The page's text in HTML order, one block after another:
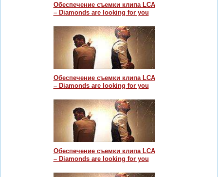
Обеспечение съемки клипа LCA
– Diamonds are looking for you
Обеспечение съемки клипа LCA
– Diamonds are looking for you
Обеспечение съемки клипа LCA
– Diamonds are looking for you